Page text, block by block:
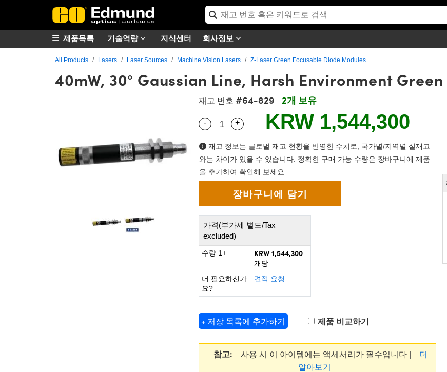
기술역량 지식센터 회사정보
제품목록
All Products Lasers Laser Sources Machine Vision Lasers Z-Laser Green Focusable Diode Modules
40mW, 30° Gaussian Line, Harsh Environment
재고 번호 #64-829 2개 보유
Quantity Selector
- Use the plus and minus buttons to adjust the quantity.
+ KRW 1,544,300
재고 정보는 글로벌 재고 현황을 반영한 수치로, 국가별/지역별 실재고
와는 차이가 있을 수 있습니다. 정확한 구매 가능 수량은 장바구니에 제품
을 추가하여 확인해 보세요.
가격(부가세 별도/Tax
excluded)
수량 1+ KRW 1,544,300
개당
더 필요하신가
요?
견적 요청
+ 저장 목록에 추가하기 제품 비교하기
참고: 사용 시 이 아이템에는 액세서리가 필수입니다 |
더
알아보기